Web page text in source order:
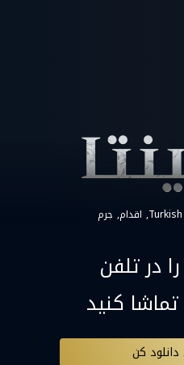
Turkish اقدام جرم
HilalPlay را در تلفن
کنید
کن